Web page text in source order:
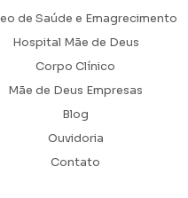
de Saúde e Emagrecimento
Hospital Mãe de Deus
Corpo Clínico
Mãe de Deus Empresas
Blog
Ouvidoria
Contato